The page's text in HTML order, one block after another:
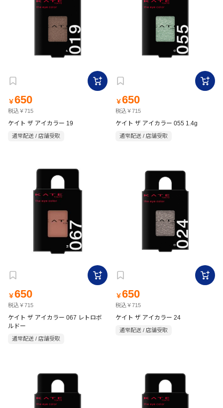
￥650
税込￥715
ケイト ザ アイカラー 19
通常配送 / 店舗受取
￥650
税込￥715
ケイト ザ アイカラー 055 1.4g
通常配送 / 店舗受取
￥650
税込￥715
ケイト ザ アイカラー 067 レトロボ
ルドー
通常配送 / 店舗受取
￥650
税込￥715
ケイト ザ アイカラー 24
通常配送 / 店舗受取